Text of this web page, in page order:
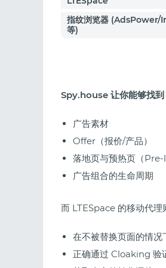
指纹浏览器 (AdsPower/
等)
Spy.house 让你能够找到
广告素材
Offer（报价/产品）
落地页与预热页（Pre-
广告组合的生命周期
而 LTESpace 的移动代理
在不被替换页面的情况
正确通过 Cloaking 验